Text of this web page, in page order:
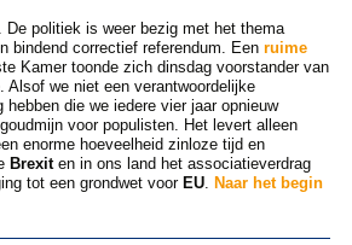
politiek is weer bezig met het thema
bindend correctief referendum. Een ruime
Kamer toonde zich dinsdag voorstander van
Alsof we niet een verantwoordelijke
hebben die we iedere vier jaar opnieuw
voor populisten. Het levert alleen
enorme hoeveelheid zinloze tijd en
Brexiten in ons land het associatieverdrag
tot een grondwet voor EU. Naar het begin